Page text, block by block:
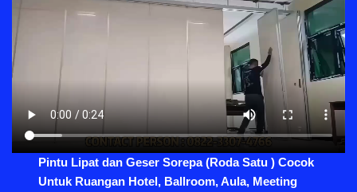
Pintu Lipat dan Geser Sorepa (Roda Satu ) Cocok
Untuk Ruangan Hotel, Ballroom, Aula, Meeting